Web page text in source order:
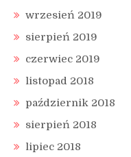
wrzesień 2019
sierpień 2019
czerwiec 2019
listopad 2018
październik 2018
sierpień 2018
lipiec 2018